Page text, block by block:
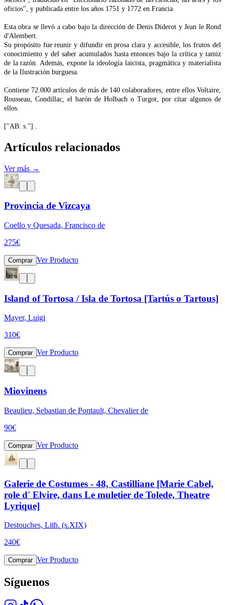
oficios", y publicada entre los años 1751 y 1772 en Francia
Esta obra se llevó a cabo bajo la dirección de Denis Diderot y Jean le Rond
d'Alembert.
Su propósito fue reunir y difundir en prosa clara y accesible, los frutos del
conocimiento y del saber acumulados hasta entonces bajo la crítica y tamiz
de la razón. Además, expone la ideología laicista, pragmática y materialista
de la Ilustración burguesa.
Contiene 72.000 artículos de más de 140 colaboradores, entre ellos Voltaire,
Rousseau, Condillac, el barón de Holbach o Turgot, por citar algunos de
ellos.
["AB. s."] .
Artículos relacionados
Ver más →
Provincia de Vizcaya
Coello y Quesada, Francisco de
275€
Comprar Ver Producto
Island of Tortosa / Isla de Tortosa [Tartús o Tartous]
Mayer, Luigi
310€
Comprar Ver Producto
Miovinens
Beaulieu, Sebastian de Pontault, Chevalier de
90€
Comprar Ver Producto
Galerie de Costumes - 48, Castilliane [Marie Cabel,
role d' Elvire, dans Le muletier de Tolede, Theatre
Lyrique]
Destouches, Lith. (s.XIX)
240€
Comprar Ver Producto
Síguenos